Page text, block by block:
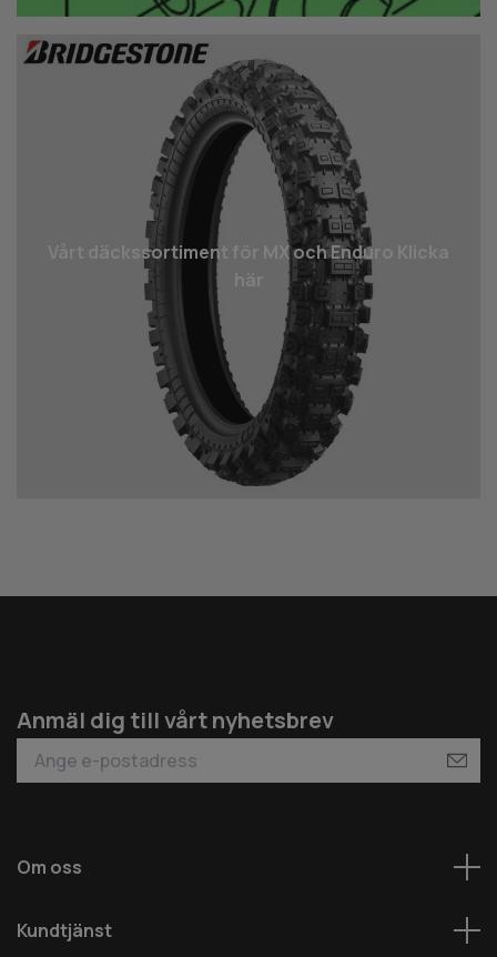
Vårt däcks­sortiment för MX och Enduro Klicka
Anmäl dig till vårt nyhetsbrev
Om oss
Kundtjänst